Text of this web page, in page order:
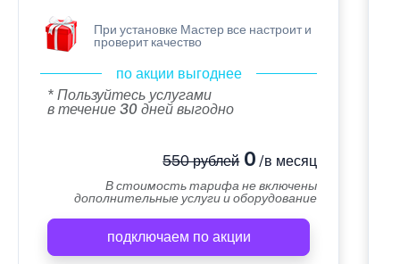
При установке Мастер все настроит и
проверит качество
по акции выгоднее
* Пользуйтесь услугами
в течение 30 дней выгодно
550 рублей0 /в месяц
В стоимость тарифа не включены
дополнительные услуги и оборудование
подключаем по акции